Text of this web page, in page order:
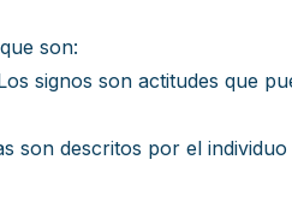
son:
signos son actitudes que
son descritos por el individuo